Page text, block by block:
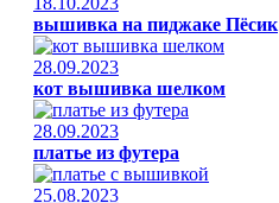
вышивка на пиджаке Пёсик
28.09.2023
кот вышивка шелком
28.09.2023
платье из футера
25.08.2023